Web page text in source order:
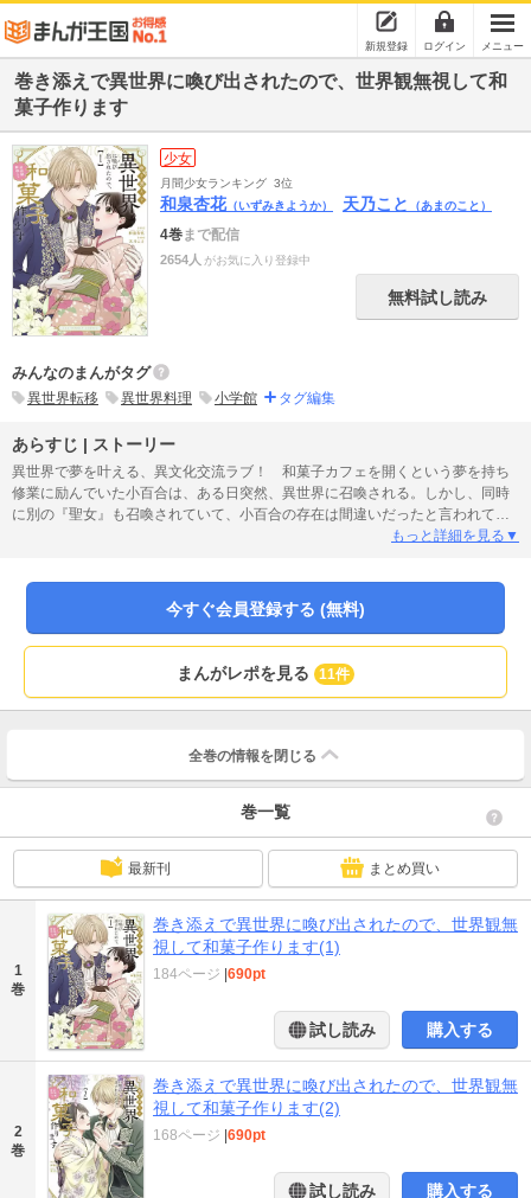
新規登録 ログイン メニュー
巻き添えで異世界に喚び出されたので、世界観無視して和
菓子作ります
少女
月間少女ランキング 3位
和泉杏花（いずみきようか） 天乃こと （あまのこと）
4巻まで配信
2654人 がお気に入り登録中
無料試し読み
みんなのまんがタグ
異世界転移 異世界料理 小学館 タグ編集
あらすじ | ストーリー
異世界で夢を叶える、異文化交流ラブ！ 和菓子カフェを開くという夢を持ち
修業に励んでいた小百合は、ある日突然、異世界に召喚される。しかし、同時
に別の『聖女』も召喚されていて、小百合の存在は間違いだったと言われてし
まい…!?――ならばこの世界で夢の和菓子カフェを開きます―― 公爵家次
を始めた小百合だが…？慣れない世界で夢を叶えつつ、秘めた能力で世界を救
う!? 異文化交流ラブファンタジー！
もっと詳細を見る▼
今すぐ会員登録する (無料)
まんがレポを見る 11件
全巻の情報を 閉じる
巻一覧
最新刊 まとめ買い
1
巻
巻き添えで異世界に喚び出されたので、世界観無
視して和菓子作ります(1)
184ページ 690pt
試し読み 購入する
2
巻
巻き添えで異世界に喚び出されたので、世界観無
視して和菓子作ります(2)
168ページ 690pt
試し読み 購入する